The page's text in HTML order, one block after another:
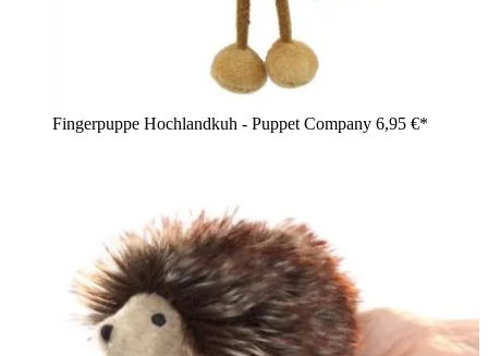
Fingerpuppe Hochlandkuh - Puppet Company 6,95 €*